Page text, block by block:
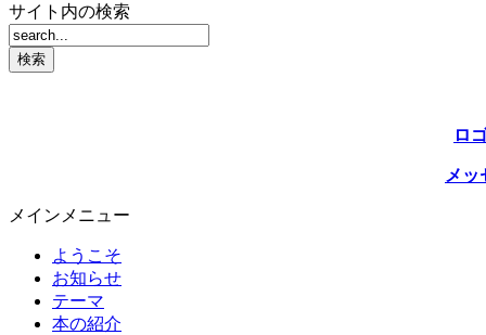
サイト内の検索
ロ
メッ
メインメニュー
ようこそ
お知らせ
テーマ
本の紹介